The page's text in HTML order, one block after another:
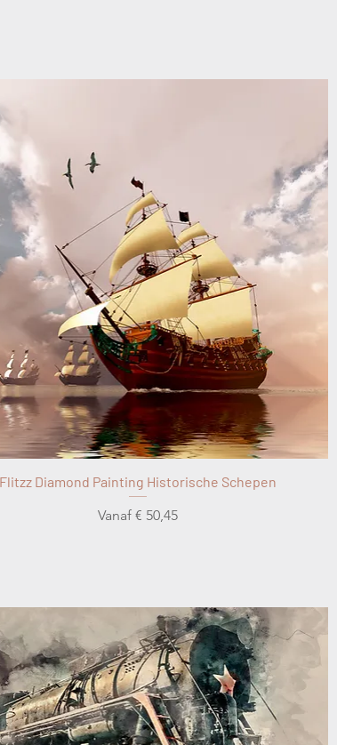
Flitzz Diamond Painting Historische Schepen
Vanaf € 50,45
Verkoopprijs